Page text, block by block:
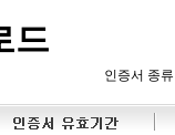
드
인증서 종류